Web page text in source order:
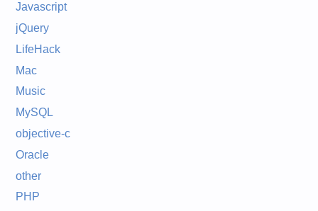
Javascript
jQuery
LifeHack
Mac
Music
MySQL
objective-c
Oracle
other
PHP